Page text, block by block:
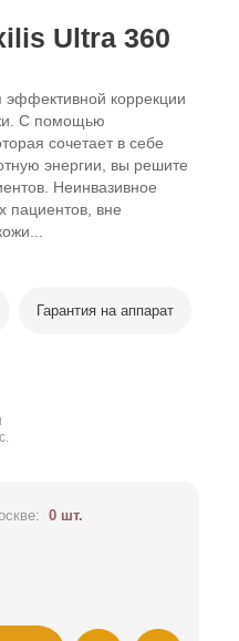
Ultra 360
эффективной коррекции
С помощью
сочетает в себе
энергии, вы решите
Неинвазивное
пациентов, вне
Гарантия на аппарат
0 шт.